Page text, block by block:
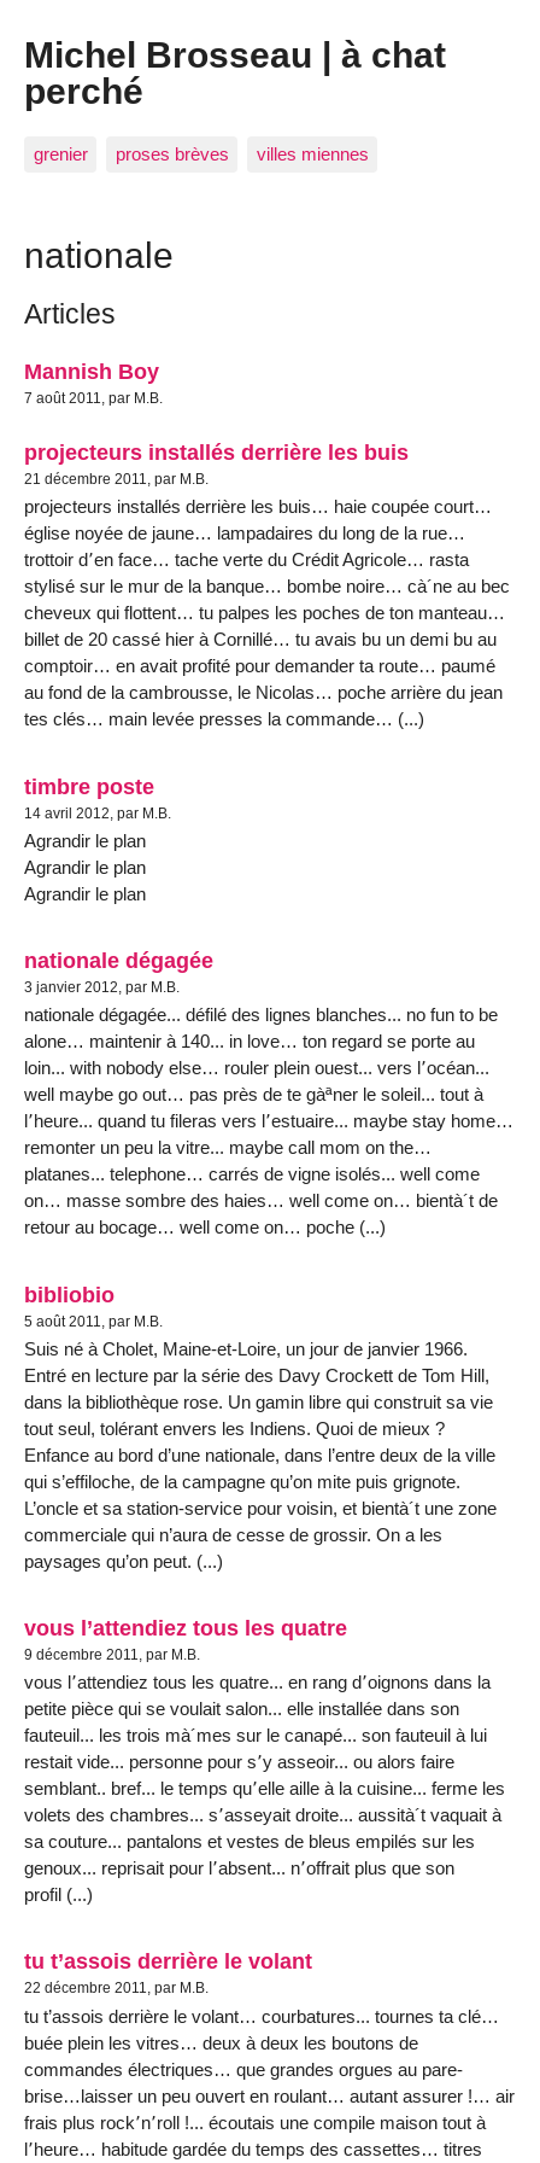
Michel Brosseau | à chat
perché
grenier proses brèves villes miennes
nationale
Articles
Mannish Boy
7 août 2011, par M.B.
projecteurs installés derrière les buis
21 décembre 2011, par M.B.
projecteurs installés derrière les buis… haie coupée court…
église noyée de jaune… lampadaires du long de la rue…
trottoir d՚en face… tache verte du Crédit Agricole… rasta
stylisé sur le mur de la banque… bombe noire… cà´ne au bec
cheveux qui flottent… tu palpes les poches de ton manteau…
billet de 20 cassé hier à Cornillé… tu avais bu un demi bu au
comptoir… en avait profité pour demander ta route… paumé
au fond de la cambrousse, le Nicolas… poche arrière du jean
tes clés… main levée presses la commande… (...)
timbre poste
14 avril 2012, par M.B.
Agrandir le plan
Agrandir le plan
Agrandir le plan
nationale dégagée
3 janvier 2012, par M.B.
nationale dégagée... défilé des lignes blanches... no fun to be
alone… maintenir à 140... in love… ton regard se porte au
loin... with nobody else… rouler plein ouest... vers l՚océan...
well maybe go out… pas près de te gàªner le soleil... tout à
l՚heure... quand tu fileras vers l՚estuaire... maybe stay home…
remonter un peu la vitre... maybe call mom on the…
platanes... telephone… carrés de vigne isolés... well come
on… masse sombre des haies… well come on… bientà´t de
retour au bocage… well come on… poche (...)
bibliobio
5 août 2011, par M.B.
Suis né à Cholet, Maine-et-Loire, un jour de janvier 1966.
Entré en lecture par la série des Davy Crockett de Tom Hill,
dans la bibliothèque rose. Un gamin libre qui construit sa vie
tout seul, tolérant envers les Indiens. Quoi de mieux ?
Enfance au bord d’une nationale, dans l’entre deux de la ville
qui s’effiloche, de la campagne qu’on mite puis grignote.
L’oncle et sa station-service pour voisin, et bientà´t une zone
commerciale qui n’aura de cesse de grossir. On a les
paysages qu’on peut. (...)
vous l’attendiez tous les quatre
9 décembre 2011, par M.B.
vous l՚attendiez tous les quatre... en rang d՚oignons dans la
petite pièce qui se voulait salon... elle installée dans son
fauteuil... les trois mà´mes sur le canapé... son fauteuil à lui
restait vide... personne pour s՚y asseoir... ou alors faire
semblant.. bref... le temps qu՚elle aille à la cuisine... ferme les
volets des chambres... s՚asseyait droite... aussità´t vaquait à
sa couture... pantalons et vestes de bleus empilés sur les
genoux... reprisait pour l՚absent... n՚offrait plus que son
profil (...)
tu t’assois derrière le volant
22 décembre 2011, par M.B.
tu t’assois derrière le volant… courbatures... tournes ta clé…
buée plein les vitres… deux à deux les boutons de
commandes électriques… que grandes orgues au pare-
brise…laisser un peu ouvert en roulant… autant assurer !… air
frais plus rock՚n՚roll !... écoutais une compile maison tout à
l՚heure… habitude gardée du temps des cassettes… titres